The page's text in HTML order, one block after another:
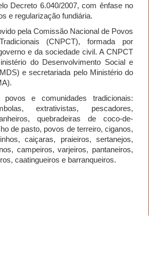
Decreto 6.040/2007, com ênfase no
e regularização fundiária.
pela Comissão Nacional de Povos
(CNPCT), formada por
e da sociedade civil. A CNPCT
do Desenvolvimento Social e
e secretariada pelo Ministério do
povos e comunidades tradicionais:
extrativistas, pescadores,
quebradeiras de coco-de-
de pasto, povos de terreiro, ciganos,
caiçaras, praieiros, sertanejos,
campeiros, varjeiros, pantaneiros,
caatingueiros e barranqueiros.